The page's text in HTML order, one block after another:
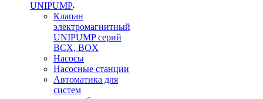
UNIPUMP
Клапан
электромагнитный
UNIPUMP серий
BCX, BOX
Насосы
Насосные станции
Автоматика для
систем